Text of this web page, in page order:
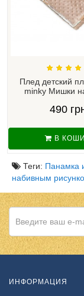
Плед детский
minky Мишки
490
В
Теги: Панамка
набивным
ИНФОРМАЦИЯ